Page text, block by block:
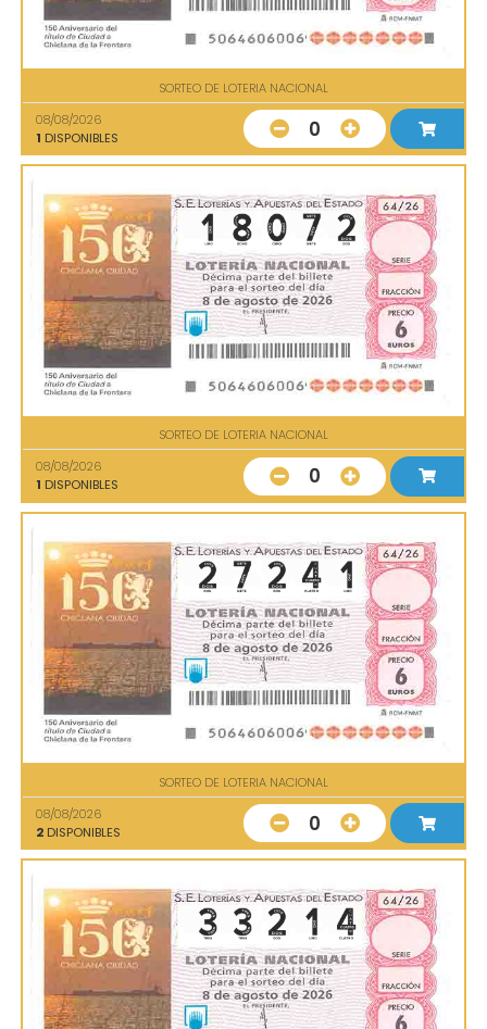
SORTEO DE LOTERIA NACIONAL
08/08/2026
1 DISPONIBLES 0
SORTEO DE LOTERIA NACIONAL
08/08/2026
1 DISPONIBLES 0
SORTEO DE LOTERIA NACIONAL
08/08/2026
2 DISPONIBLES 0